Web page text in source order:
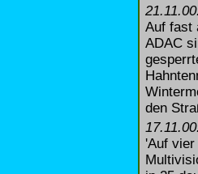
Auf fast
ADAC
den
'Auf vier